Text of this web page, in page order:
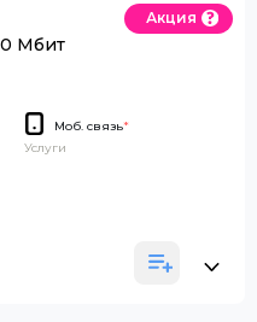
Мбит
Акция
Моб. связь*
Услуги